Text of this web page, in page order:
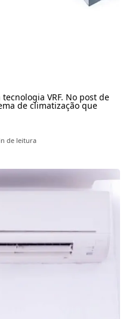
VRF. No post de
de climatização que
de leitura